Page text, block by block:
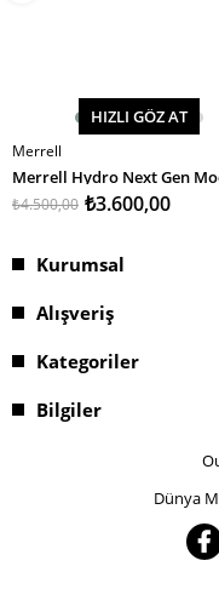
SEPETE EKLE
HIZLI GÖZ AT
Merrell
₺3.600,00
₺4.500,00
Kurumsal
Alışveriş
Kategoriler
Bilgiler
Dünya